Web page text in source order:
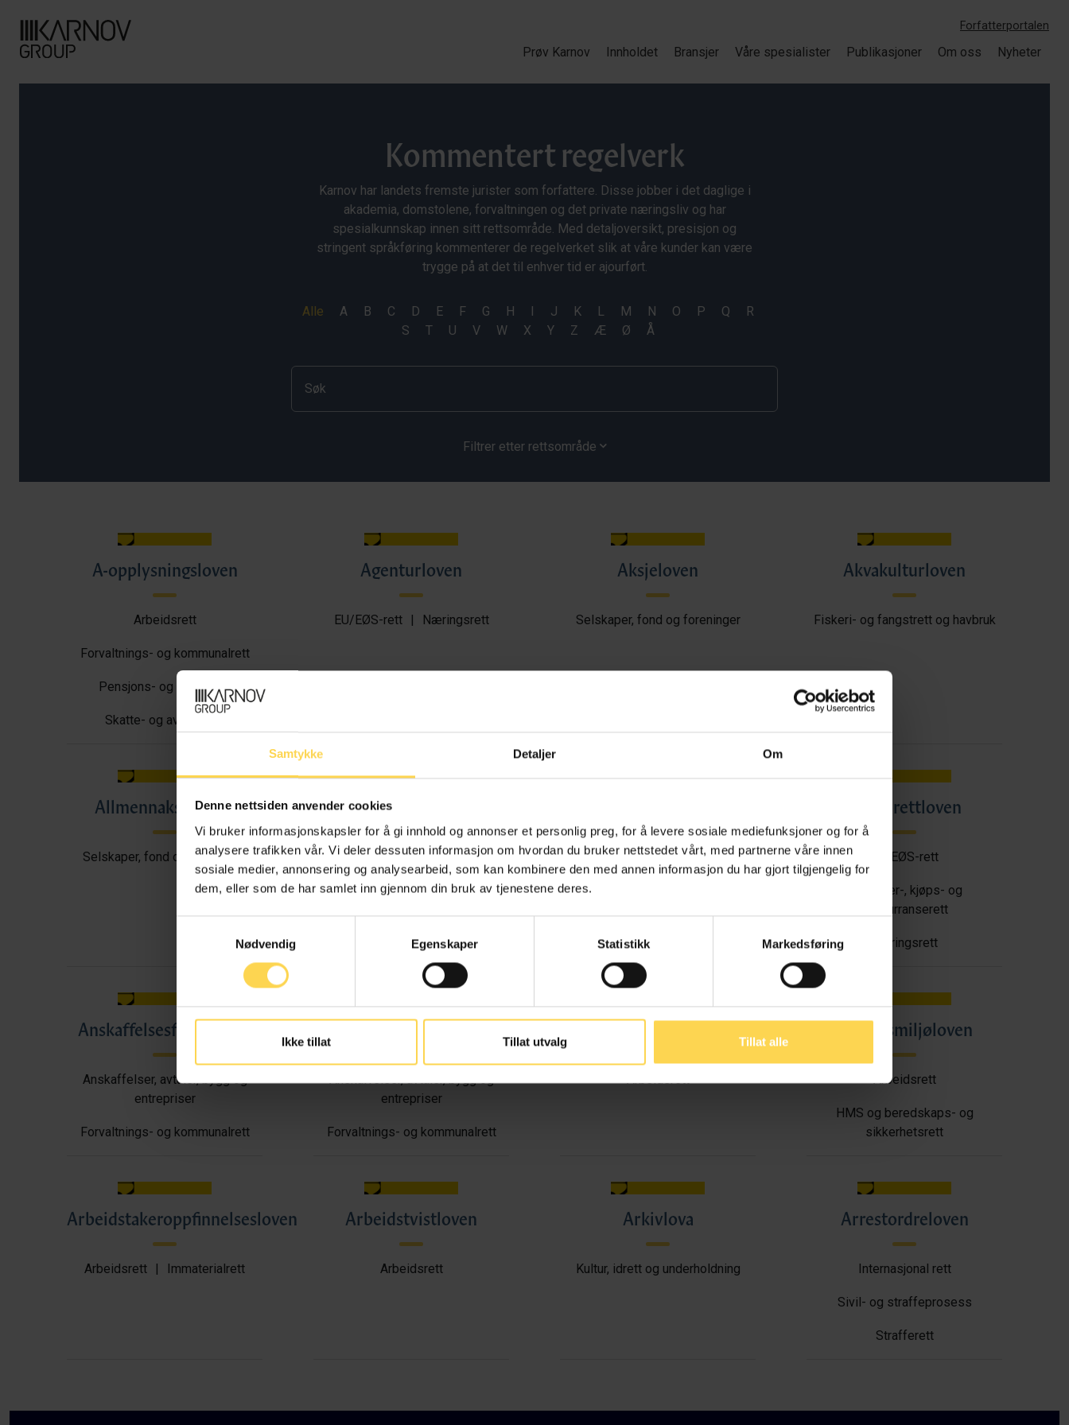
Samtykke Detaljer Om
Denne nettsiden anvender cookies
Vi bruker informasjonskapsler for å gi innhold og annonser et personlig preg, for å levere sosiale mediefunksjoner og for å
analysere trafikken vår. Vi deler dessuten informasjon om hvordan du bruker nettstedet vårt, med partnerne våre innen
sosiale medier, annonsering og analysearbeid, som kan kombinere den med annen informasjon du har gjort tilgjengelig for
dem, eller som de har samlet inn gjennom din bruk av tjenestene deres.
Nødvendig
Egenskaper Statistikk Markedsføring
Ikke tillat Tillat utvalg Tillat alle
Forfatterportalen
Prøv Karnov Innholdet Bransjer Våre spesialister Publikasjoner Om oss Nyheter
Kommentert regelverk
Karnov har landets fremste jurister som forfattere. Disse jobber i det daglige i
akademia, domstolene, forvaltningen og det private næringsliv og har
spesialkunnskap innen sitt rettsområde. Med detaljoversikt, presisjon og
stringent språkføring kommenterer de regelverket slik at våre kunder kan være
trygge på at det til enhver tid er ajourført.
Filtrer etter rettsområde
A-opplysningsloven
Arbeidsrett
Forvaltnings- og kommunalrett
Pensjons- og trygderett
Skatte- og avgiftsrett
Agenturloven
EU/EØS-rett | Næringsrett
Aksjeloven
Selskaper, fond og foreninger
Akvakulturloven
Fiskeri- og fangstrett og havbruk
Allmennaksjeloven
Selskaper, fond og foreninger
Allmenngjøringsloven
Arbeidsrett
behandlingsloven
Helse- og omsorgsrett
Angrerettloven
EU/EØS-rett
Forbruker-, kjøps- og
konkurranserett
Næringsrett
Anskaffelsesforskriften
Anskaffelser, avtaler, bygg og
entrepriser
Forvaltnings- og kommunalrett
Anskaffelsesloven
Anskaffelser, avtaler, bygg og
entrepriser
Forvaltnings- og kommunalrett
Arbeidsmarkedsloven
Arbeidsrett
Arbeidsmiljøloven
Arbeidsrett
HMS og beredskaps- og
sikkerhetsrett
Arbeidstakeroppfinnelsesloven
Arbeidsrett | Immaterialrett
Arbeidstvistloven
Arbeidsrett
Arkivlova
Kultur, idrett og underholdning
Arrestordreloven
Internasjonal rett
Sivil- og straffeprosess
Strafferett